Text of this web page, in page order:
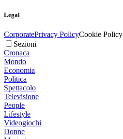
Legal
CorporatePrivacy PolicyCookie Policy
Sezioni
Cronaca
Mondo
Economia
Politica
Spettacolo
Televisione
People
Lifestyle
Videogiochi
Donne